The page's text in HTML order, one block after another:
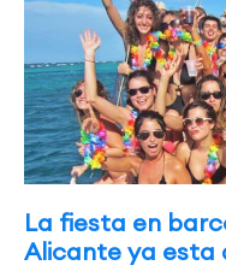
La fiesta en
Alicante ya esta